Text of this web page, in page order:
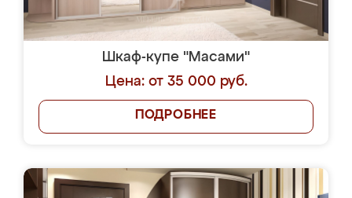
Шкаф-купе "Масами"
Цена: от 35 000 руб.
ПОДРОБНЕЕ